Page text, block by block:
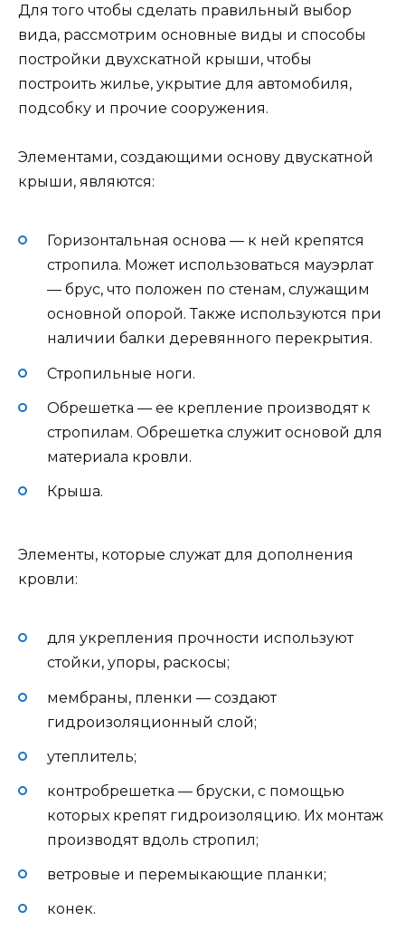
Для того чтобы сделать правильный выбор
вида, рассмотрим основные виды и способы
постройки двухскатной крыши, чтобы
построить жилье, укрытие для автомобиля,
подсобку и прочие сооружения.
Элементами, создающими основу двускатной
крыши, являются:
Горизонтальная основа — к ней крепятся
стропила. Может использоваться мауэрлат
— брус, что положен по стенам, служащим
основной опорой. Также используются при
наличии балки деревянного перекрытия.
Стропильные ноги.
Обрешетка — ее крепление производят к
стропилам. Обрешетка служит основой для
материала кровли.
Крыша.
Элементы, которые служат для дополнения
кровли:
для укрепления прочности используют
стойки, упоры, раскосы;
мембраны, пленки — создают
гидроизоляционный слой;
утеплитель;
контробрешетка — бруски, с помощью
которых крепят гидроизоляцию. Их монтаж
производят вдоль стропил;
ветровые и перемыкающие планки;
конек.